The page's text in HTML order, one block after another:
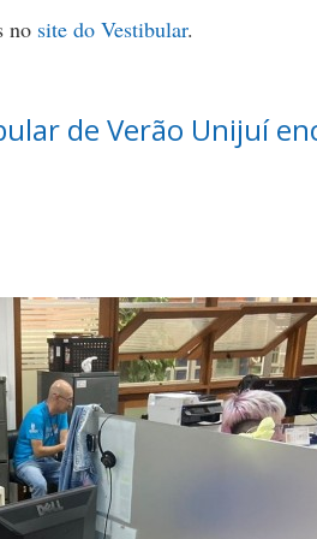
no site do Vestibular.
de Verão Unijuí